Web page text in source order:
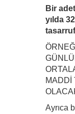
Bir
yılda
MADDİ
Ayrıca